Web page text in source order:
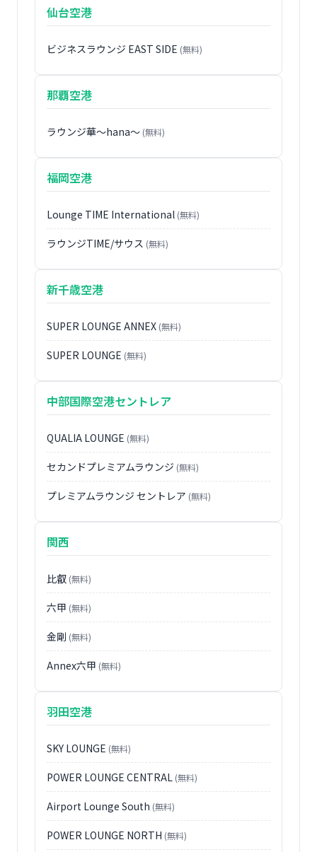
仙台空港
ビジネスラウンジ EAST SIDE (無料)
那覇空港
ラウンジ華〜hana〜 (無料)
福岡空港
Lounge TIME International (無料)
ラウンジTIME/サウス (無料)
新千歳空港
SUPER LOUNGE ANNEX (無料)
SUPER LOUNGE (無料)
中部国際空港セントレア
QUALIA LOUNGE (無料)
セカンドプレミアムラウンジ (無料)
プレミアムラウンジ セントレア (無料)
関西
比叡 (無料)
六甲 (無料)
金剛 (無料)
Annex六甲 (無料)
羽田空港
SKY LOUNGE (無料)
POWER LOUNGE CENTRAL (無料)
Airport Lounge South (無料)
POWER LOUNGE NORTH (無料)